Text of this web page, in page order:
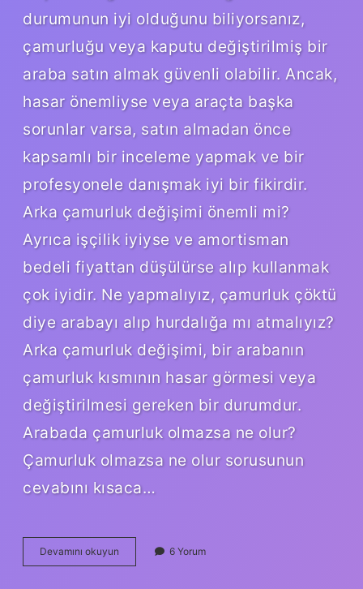
durumunun iyi olduğunu biliyorsanız,
çamurluğu veya kaputu değiştirilmiş bir
araba satın almak güvenli olabilir. Ancak,
hasar önemliyse veya araçta başka
sorunlar varsa, satın almadan önce
kapsamlı bir inceleme yapmak ve bir
profesyonele danışmak iyi bir fikirdir.
Arka çamurluk değişimi önemli mi?
Ayrıca işçilik iyiyse ve amortisman
bedeli fiyattan düşülürse alıp kullanmak
çok iyidir. Ne yapmalıyız, çamurluk çöktü
diye arabayı alıp hurdalığa mı atmalıyız?
Arka çamurluk değişimi, bir arabanın
çamurluk kısmının hasar görmesi veya
değiştirilmesi gereken bir durumdur.
Arabada çamurluk olmazsa ne olur?
Çamurluk olmazsa ne olur sorusunun
cevabını kısaca…
Devamını okuyun Çamurluk
Değişimi
6 Yorum